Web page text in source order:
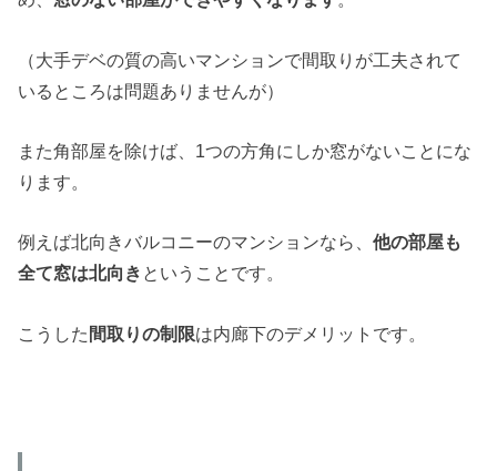
（大手デベの質の高いマンションで間取りが工夫されて
いるところは問題ありませんが）
また角部屋を除けば、1つの方角にしか窓がないことにな
ります。
例えば北向きバルコニーのマンションなら、他の部屋も
全て窓は北向き ということです。
こうした 間取りの制限は内廊下のデメリットです。